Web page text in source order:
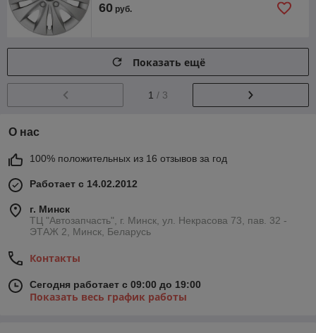
60 руб.
Показать ещё
1 / 3
О нас
100% положительных из 16 отзывов за год
Работает с 14.02.2012
г. Минск
ТЦ "Автозапчасть", г. Минск, ул. Некрасова 73, пав. 32 -
ЭТАЖ 2, Минск, Беларусь
Контакты
Сегодня работает с 09:00 до 19:00
Показать весь график работы